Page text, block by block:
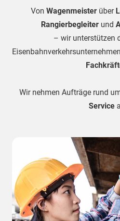
Von Wagenmeister über
Rangierbegleiter und
– wir unterstützen
Wir nehmen Aufträge rund
Service